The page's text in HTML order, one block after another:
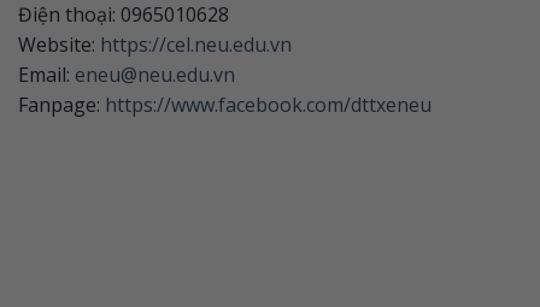
Điện thoại: 0965010628
Website: https://cel.neu.edu.vn
Email: eneu@neu.edu.vn
Fanpage: https://www.facebook.com/dttxeneu